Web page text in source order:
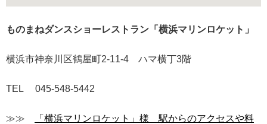
ものまねダンスショーレストラン「横浜マリンロケット」
横浜市神奈川区鶴屋町2-11-4 ハマ横丁3階
TEL 045-548-5442
≫≫
「横浜マリンロケット」様 駅からのアクセスや料